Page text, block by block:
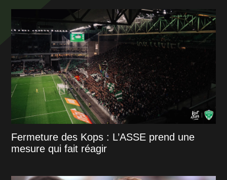
Fermeture des Kops : L’ASSE prend une
mesure qui fait réagir